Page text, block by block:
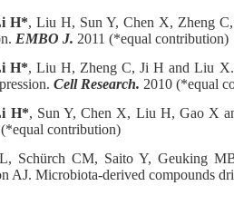
H*, Liu H, Sun Y, Chen X, Zheng
EMBO J. 2011 (*equal contribution)
H*, Liu H, Zheng C, Ji H and Liu X.
Cell Research. 2010 (*equal
H*, Sun Y, Chen X, Liu H, Gao X
contribution)
Schürch CM, Saito Y, Geuking
AJ. Microbiota-derived compounds